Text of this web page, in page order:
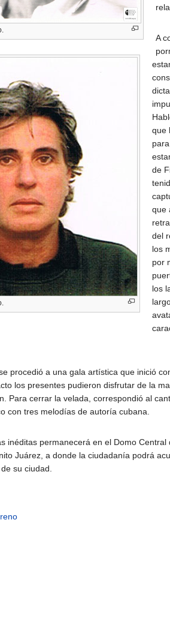
A
que
de
que
del
los
por
los
procedió a una gala artística que inició
los presentes pudieron disfrutar de la
Para cerrar la velada, correspondió al
con tres melodías de autoría cubana.
inéditas permanecerá en el Domo Central
Juárez, a donde la ciudadanía podrá
su ciudad.